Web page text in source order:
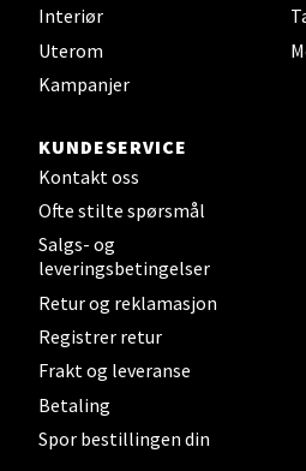
Interiør
Uterom
Kampanjer
KUNDESERVICE
Kontakt oss
Ofte stilte spørsmål
Salgs- og
leveringsbetingelser
Retur og reklamasjon
Registrer retur
Frakt og leveranse
Betaling
Spor bestillingen din
Steinkjer - Thon
6 i butikk
Leirvik - Stord
Torgbakken 2, 5401 Stord
Åpent i dag 10-17